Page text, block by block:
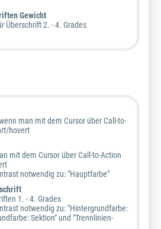
Gewicht
Überschrift 2. - 4. Grades
man mit dem Cursor über Call-to-
hovert
mit dem Cursor über Call-to-Action
notwendig zu: "Hauptfarbe"
1. - 4. Grades
notwendig zu: "Hintergrundfarbe:
Sektion" und "Trennlinien-